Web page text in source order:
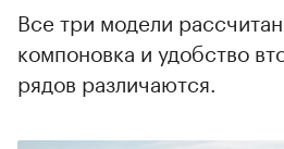
Все три модели
компоновка и удобство
рядов различаются.